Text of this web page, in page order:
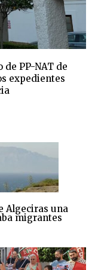
de PP-NAT de
expedientes
Algeciras una
migrantes